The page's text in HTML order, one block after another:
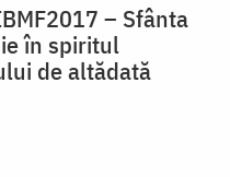
– Sfânta
în spiritul
de altădată